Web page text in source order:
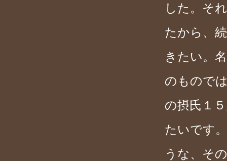
した。そ
たから、
きたい。
のもので
の摂氏１
たいです
うな、そ